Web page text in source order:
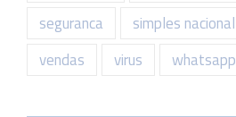
seguranca
simples nacional
vendas
virus whatsapp